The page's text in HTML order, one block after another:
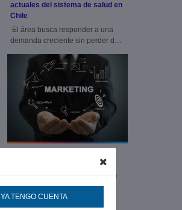
YA TENGO CUENTA
actuales del sistema de salud en
Chile
El área busca responder a una
demanda creciente sin perder de
marketing, pero sí cambiará su
trabajo
Mientras la IA segmenta